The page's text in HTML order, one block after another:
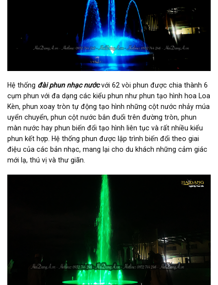
Hệ thống đài phun nhạc nướcvới 62 vòi phun được chia thành 6
cụm phun với đa dạng các kiểu phun như phun tạo hình hoa Loa
Kèn, phun xoay tròn tự động tạo hình những cột nước nhảy múa
uyển chuyển, phun cột nước bắn đuổi trên đường tròn, phun
màn nước hay phun biến đổi tạo hình liên tục và rất nhiều kiểu
phun kết hợp. Hệ thống phun được lập trình biến đổi theo giai
điệu của các bản nhạc, mang lại cho du khách những cảm giác
mới lạ, thú vị và thư giãn.